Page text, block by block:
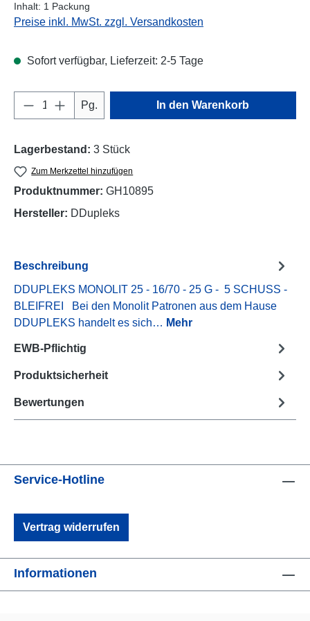
Inhalt: 1 Packung
Preise inkl. MwSt. zzgl. Versandkosten
Sofort verfügbar, Lieferzeit: 2-5 Tage
Produkt Anzahl: Gib den gewünschten
Pg. In den Warenkorb
Lagerbestand: 3 Stück
Zum Merkzettel hinzufügen
Produktnummer: GH10895
Hersteller: DDupleks
Beschreibung
DDUPLEKS MONOLIT 25 - 16/70 - 25 G - 5 SCHUSS -
BLEIFREI Bei den Monolit Patronen aus dem Hause
DDUPLEKS handelt es sich… Mehr
EWB-Pflichtig
Produktsicherheit
Bewertungen
Service-Hotline
Vertrag widerrufen
Informationen